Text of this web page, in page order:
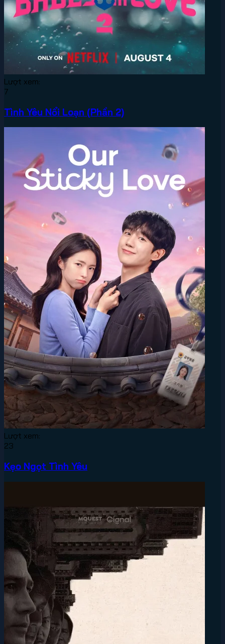
Lượt xem:
7
Tình Yêu Nổi Loạn (Phần 2)
Lượt xem:
23
Kẹo Ngọt Tình Yêu